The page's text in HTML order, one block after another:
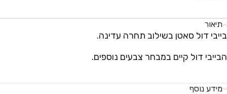
תיאור
בייבי דול סאטן בשילוב תחרה עדינה.
הבייבי דול קיים במבחר צבעים נוספים.
מידע נוסף